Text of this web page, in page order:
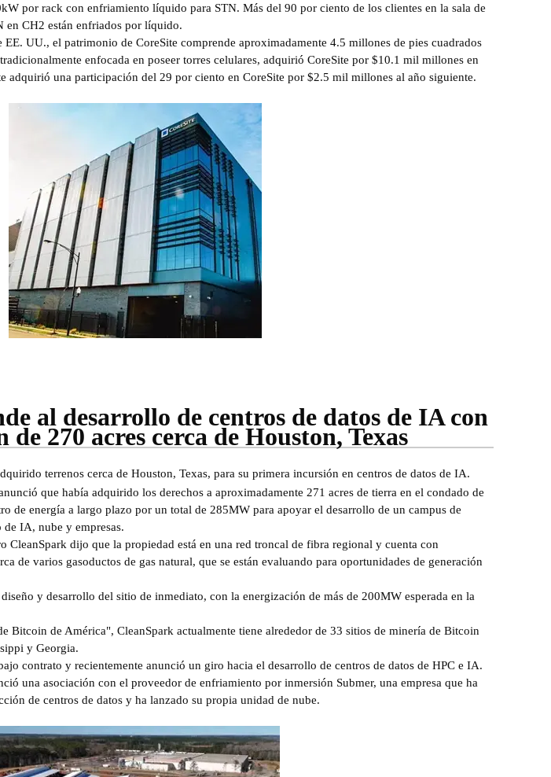
por rack con enfriamiento líquido para STN. Más del 90 por ciento de los clientes en la sala de
CH2 están enfriados por líquido.
EE. UU., el patrimonio de CoreSite comprende aproximadamente 4.5 millones de pies cuadrados
enfocada en poseer torres celulares, adquirió CoreSite por $10.1 mil millones en
adquirió una participación del 29 por ciento en CoreSite por $2.5 mil millones al año siguiente.
al desarrollo de centros de datos de IA con
270 acres cerca de Houston, Texas
terrenos cerca de Houston, Texas, para su primera incursión en centros de datos de IA.
que había adquirido los derechos a aproximadamente 271 acres de tierra en el condado de
de energía a largo plazo por un total de 285MW para apoyar el desarrollo de un campus de
de IA, nube y empresas.
CleanSpark dijo que la propiedad está en una red troncal de fibra regional y cuenta con
de varios gasoductos de gas natural, que se están evaluando para oportunidades de generación
y desarrollo del sitio de inmediato, con la energización de más de 200MW esperada en la
Bitcoin de América", CleanSpark actualmente tiene alrededor de 33 sitios de minería de Bitcoin
y Georgia.
contrato y recientemente anunció un giro hacia el desarrollo de centros de datos de HPC e IA.
una asociación con el proveedor de enfriamiento por inmersión Submer, una empresa que ha
de centros de datos y ha lanzado su propia unidad de nube.